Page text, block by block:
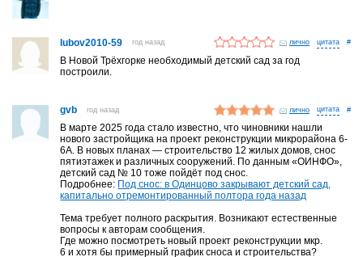
lubov2010-59 год назад лично #
В Новой Трёхгорке необходимый детский сад за год
построили.
gvb год назад лично #
В марте 2025 года стало известно, что чиновники нашли
нового застройщика на проект реконструкции микрорайона 6-
6А. В новых планах — строительство 12 жилых домов, снос
пятиэтажек и различных сооружений. По данным «ОИНФО»,
детский сад № 10 тоже пойдёт под снос.
Подробнее: Под снос: в Одинцово закрывают детский сад,
капитально отремонтированный полтора года назад
Тема требует полного раскрытия. Возникают естественные
вопросы к авторам сообщения.
Где можно посмотреть новый проект реконструкции мкр.
6 и хотя бы примерный график сноса и строительства?